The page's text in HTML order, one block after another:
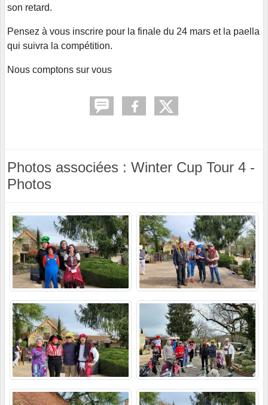
son retard.
Pensez à vous inscrire pour la finale du 24 mars et la paella
qui suivra la compétition.
Nous comptons sur vous
Photos associées : Winter Cup Tour 4 -
Photos